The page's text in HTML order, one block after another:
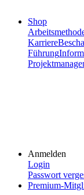
Shop
Karriere
Führung
Anmelden
Login
Passwort
Premium-